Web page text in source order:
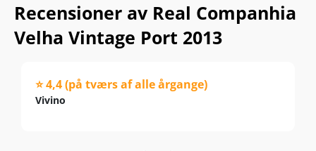
Recensioner av Real Companhia
Velha Vintage Port 2013
⭐ 4,4 (på tværs af alle årgange)
Vivino